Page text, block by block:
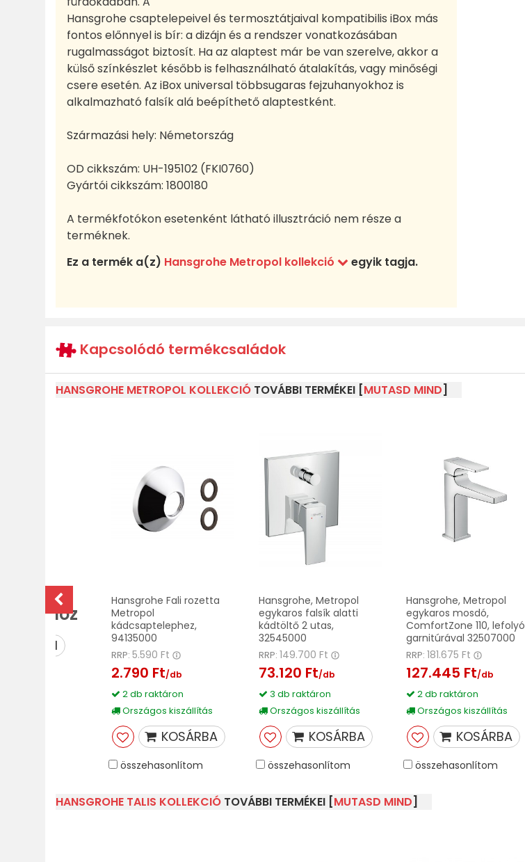
Hansgrohe csaptelepeivel és termosztátjaival kompatibilis iBox más
fontos előnnyel is bír: a dizájn és a rendszer vonatkozásában
rugalmasságot biztosít. Ha az alaptest már be van szerelve, akkor a
külső színkészlet később is felhasználható átalakítás, vagy minőségi
csere esetén. Az iBox universal többsugaras fejzuhanyokhoz is
alkalmazható falsík alá beépíthető alaptestként.
Származási hely: Németország
OD cikkszám: UH-195102 (FKI0760)
Gyártói cikkszám: 1800180
A termékfotókon esetenként látható illusztráció nem része a
terméknek.
Ez a termék a(z) Hansgrohe Metropol kollekció egyik tagja.
Kapcsolódó termékcsaládok
HANSGROHE METROPOL KOLLEKCIÓ TOVÁBBI TERMÉKEI [MUTASD MIND]
a
Hansgrohe Fali rozetta
Metropol
kádcsaptelephez,
94135000
RRP: 5.590 Ft
2.790 Ft/db
2 db raktáron
Országos kiszállítás
KOSÁRBA
összehasonlítom
Hansgrohe, Metropol
egykaros falsík alatti
kádtöltő 2 utas,
32545000
RRP: 149.700 Ft
73.120 Ft/db
3 db raktáron
Országos kiszállítás
KOSÁRBA
összehasonlítom
Hansgrohe, Metropol
egykaros mosdó,
ComfortZone 110, lefolyó
garnitúrával 32507000
RRP: 181.675 Ft
127.445 Ft/db
2 db raktáron
Országos kiszállítás
KOSÁRBA
összehasonlítom
HANSGROHE TALIS KOLLEKCIÓ TOVÁBBI TERMÉKEI [MUTASD MIND]